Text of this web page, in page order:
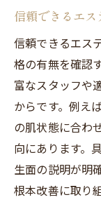
信頼できるエ
信頼できるエス
格の有無を確認
富なスタッフや
からです。例え
の肌状態に合わ
向にあります。
生面の説明が明
根本改善に取り